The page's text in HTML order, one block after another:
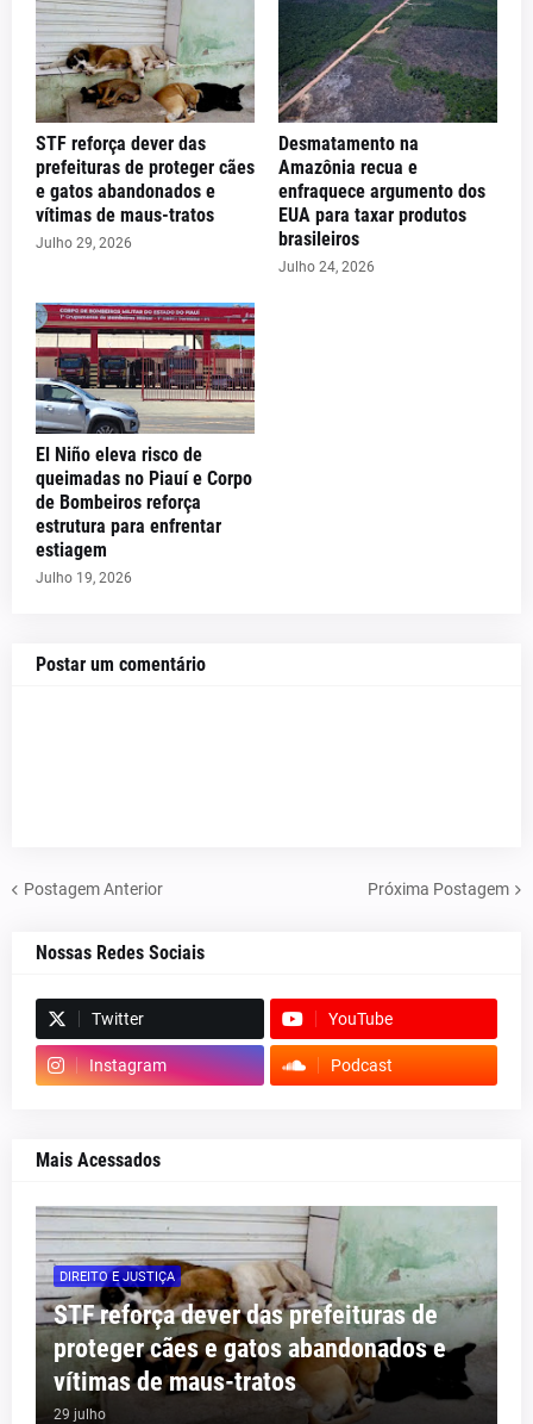
STF reforça dever das
prefeituras de proteger cães
e gatos abandonados e
vítimas de maus-tratos
Julho 29, 2026
Desmatamento na
Amazônia recua e
enfraquece argumento dos
EUA para taxar produtos
brasileiros
Julho 24, 2026
El Niño eleva risco de
queimadas no Piauí e Corpo
de Bombeiros reforça
estrutura para enfrentar
estiagem
Julho 19, 2026
Postar um comentário
Postagem Anterior Próxima Postagem
Nossas Redes Sociais
Twitter YouTube
Instagram Podcast
Mais Acessados
DIREITO E JUSTIÇA
STF reforça dever das prefeituras de
proteger cães e gatos abandonados e
vítimas de maus-tratos
29 julho